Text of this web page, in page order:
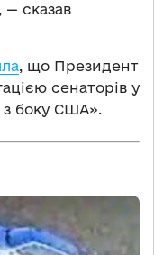
сказав
, що Президент
сенаторів у
боку США».